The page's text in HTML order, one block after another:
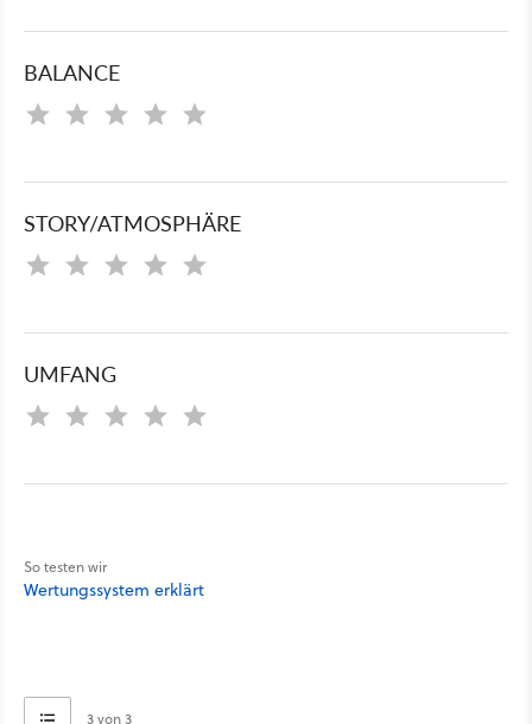
BALANCE
STORY/ATMOSPHÄRE
UMFANG
So testen wir
Wertungssystem erklärt
3 von 3